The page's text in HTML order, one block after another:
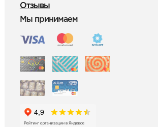
Отзывы
Мы принимаем